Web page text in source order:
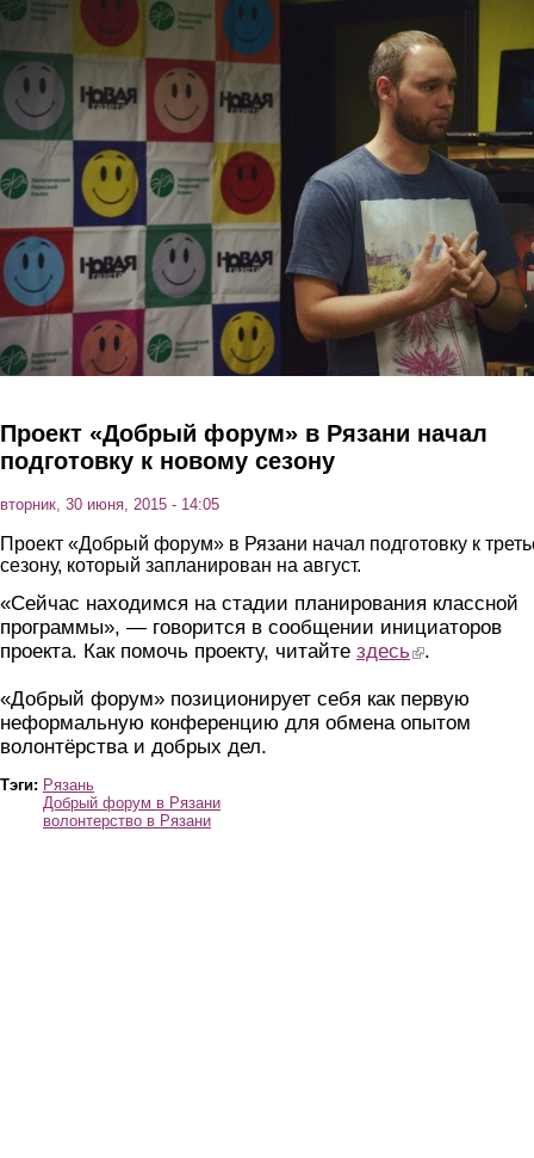
Перейти к основному содержанию
Проект «Добрый форум» в Рязани начал
подготовку к новому сезону
вторник, 30 июня, 2015 - 14:05
Проект «Добрый форум» в Рязани начал подготовку к
сезону, который запланирован на август.
«Сейчас находимся на стадии планирования классной
программы», — говорится в сообщении инициаторов
проекта. Как помочь проекту, читайте здесь (link is external)
.
«Добрый форум» позиционирует себя как первую
неформальную конференцию для обмена опытом
волонтёрства и добрых дел.
Тэги: Рязань
Добрый форум в Рязани
волонтерство в Рязани